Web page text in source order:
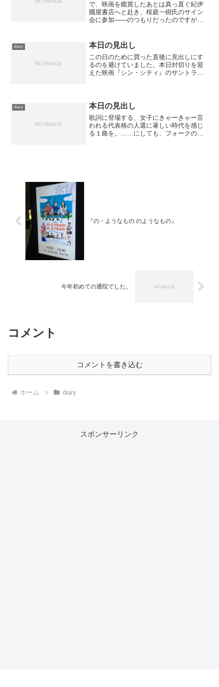
で、映画を鑑賞したあとは真っ直ぐ紀伊
國屋書店へと赴き、桜庭一樹氏のサイン
会に参加――のつもりだったのですが、
してから列に就く。随分頑張ったけどや
っぱり６人目なんてとんで...
diary 本日の見出し
この日のために買った直後に見出しにす
るのを避けていました。本日封切りを迎
えた映画『シン・シティ』のサントラよ
格好いいぞ。 ところで、こ...
diary 本日の見出し
歌詞に登場する、女子にきゃーきゃー言
われる代表格の人選に著しい時代を感じ
る１曲を。……にしても、フォークの品
『の・ようなもの のようなもの』
今年初めての通院でした。
コメント
コメントを書き込む
ホーム diary
スポンサーリンク